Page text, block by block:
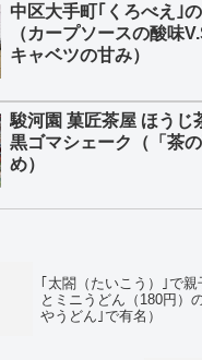
中区大手町｢くろべえ｣
（カープソースの酸味
キャベツの甘み）
駿河園 菓匠茶屋 ほうじ
黒ゴマシェーク（「茶
め）
｢太閤（たいこう）｣で親
とミニうどん（180円）
やうどん｣で有名）